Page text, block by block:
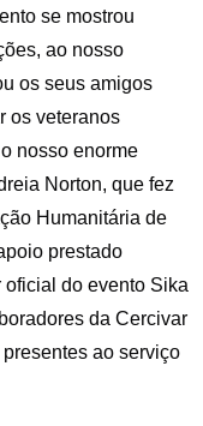
se mostrou
ao nosso
os seus amigos
os veteranos
nosso enorme
Norton, que fez
Humanitária de
prestado
do evento Sika
da Cercivar
ao serviço